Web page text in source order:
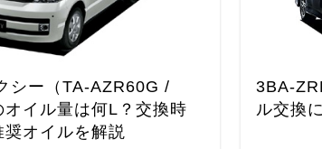
シー（TA-AZR60G /
イル量は何L？交換時
オイルを解説
3BA-
ル交換